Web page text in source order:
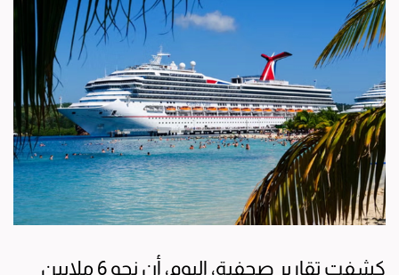
كشفت تقارير صحفية، اليوم، أن نحو 6 ملايين